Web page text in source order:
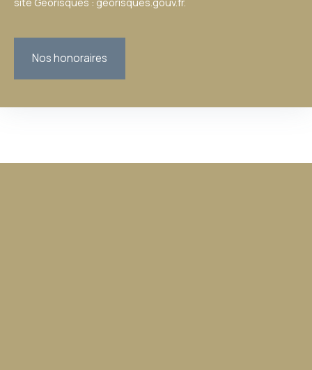
site Géorisques : georisques.gouv.fr.
Nos honoraires